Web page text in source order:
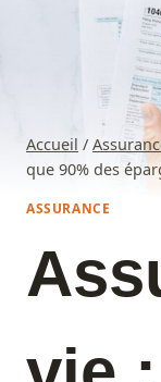
Accueil /
que 90% des
ASSURANCE